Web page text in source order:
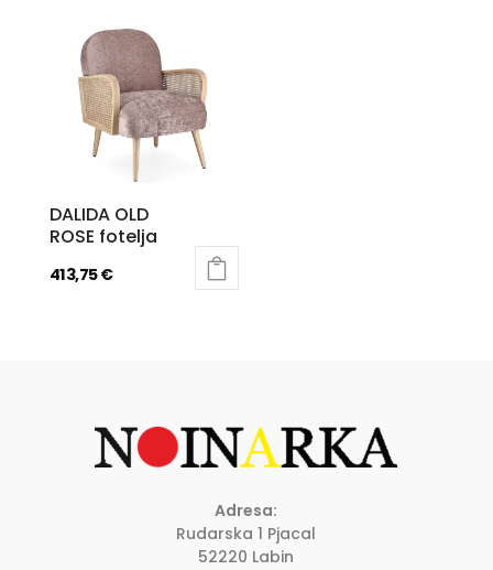
DALIDA OLD
ROSE fotelja
413,75€
Adresa:
Rudarska 1 Pjacal
52220 Labin